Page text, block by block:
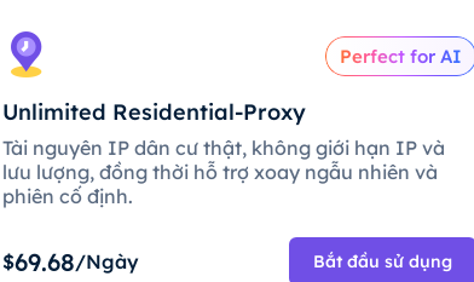
Perfect for AI
Unlimited Residential-Proxy
Tài nguyên IP dân cư thật, không giới hạn IP và
lưu lượng, đồng thời hỗ trợ xoay ngẫu nhiên và
phiên cố định.
$69.68/Ngày Bắt đầu sử dụng